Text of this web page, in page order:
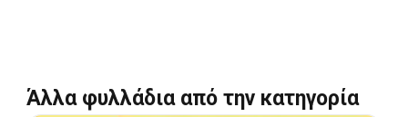
Άλλα φυλλάδια από την κατηγορία